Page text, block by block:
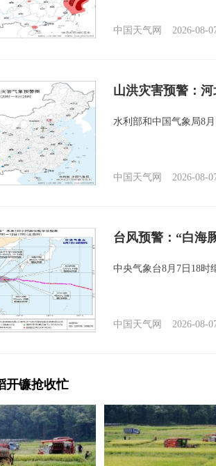
中国天气网 2026-08-
山洪灾害预警：
水利部和中国气象局8
中国天气网 2026-08-
台风预警：“白海
中央气象台8月7日18时
中国天气网 2026-08-
开镰抢收忙